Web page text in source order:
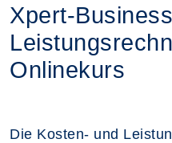
Xpert-
Onlinekurs
Die Kosten- und